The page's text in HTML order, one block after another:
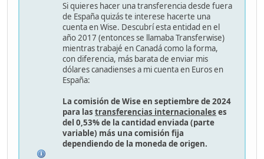
Si quieres hacer una transferencia desde fuera
de España quizás te interese hacerte una
cuenta en Wise. Descubrí esta entidad en el
año 2017 (entonces se llamaba Transferwise)
mientras trabajé en Canadá como la forma,
con diferencia, más barata de enviar mis
dólares canadienses a mi cuenta en Euros en
España:
La comisión de Wise en septiembre de 2024
para lastransferencias internacionales es
del 0,53% de la cantidad enviada (parte
variable) más una comisión fija
dependiendo de la moneda de origen.